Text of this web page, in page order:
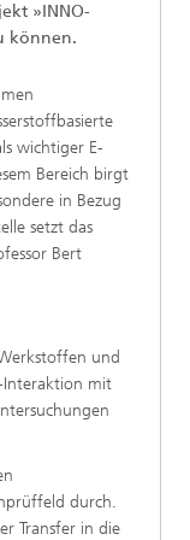
»INNO-
können.
wichtiger E-
Bereich birgt
in Bezug
setzt das
Bert
und
Interaktion mit
durch.
Transfer in die